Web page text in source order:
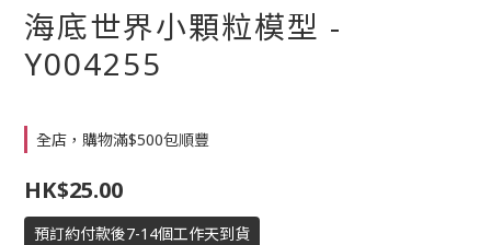
海底世界小顆粒模型 -
Y004255
全店，購物滿$500包順豐
HK$25.00
預訂約付款後7-14個工作天到貨